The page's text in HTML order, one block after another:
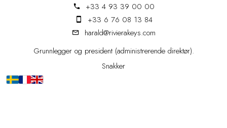
+33 4 93 39 00 00
+33 6 76 08 13 84
harald@rivierakeys.com
Grunnlegger og president (administrerende direktør).
Snakker